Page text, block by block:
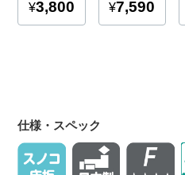
仕様・スペック